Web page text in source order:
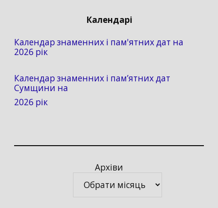
Календарі
Календар знаменних і пам'ятних дат на
2026 рік
Календар знаменних і пам’ятних дат
Сумщини на
2026 рік
Архіви